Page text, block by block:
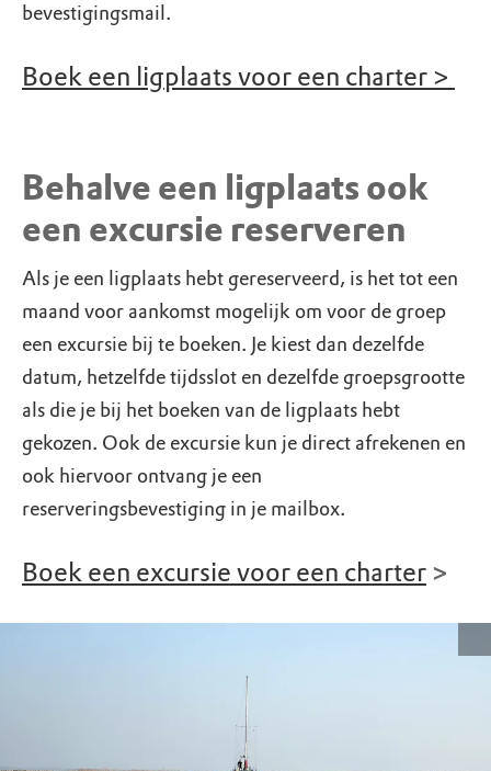
bevestigingsmail.
Boek een ligplaats voor een charter >
Behalve een ligplaats ook
een excursie reserveren
Als je een ligplaats hebt gereserveerd, is het tot een
maand voor aankomst mogelijk om voor de groep
een excursie bij te boeken. Je kiest dan dezelfde
datum, hetzelfde tijdsslot en dezelfde groepsgrootte
als die je bij het boeken van de ligplaats hebt
gekozen. Ook de excursie kun je direct afrekenen en
ook hiervoor ontvang je een
reserveringsbevestiging in je mailbox.
Boek een excursie voor een charter >